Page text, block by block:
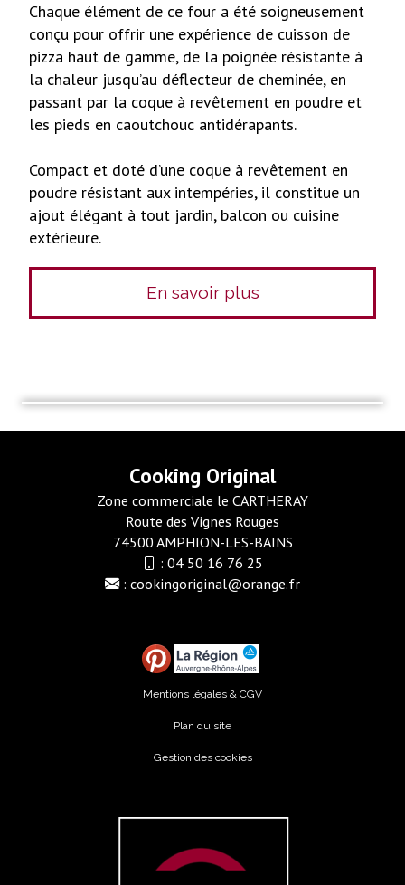
Chaque élément de ce four a été soigneusement
conçu pour offrir une expérience de cuisson de
pizza haut de gamme, de la poignée résistante à
la chaleur jusqu’au déflecteur de cheminée, en
passant par la coque à revêtement en poudre et
les pieds en caoutchouc antidérapants.
Compact et doté d’une coque à revêtement en
poudre résistant aux intempéries, il constitue un
ajout élégant à tout jardin, balcon ou cuisine
extérieure.
En savoir plus
Cooking Original
Zone commerciale le CARTHERAY
Route des Vignes Rouges
74500 AMPHION-LES-BAINS
: 04 50 16 76 25
: cookingoriginal@orange.fr
Mentions légales & CGV
Plan du site
Gestion des cookies